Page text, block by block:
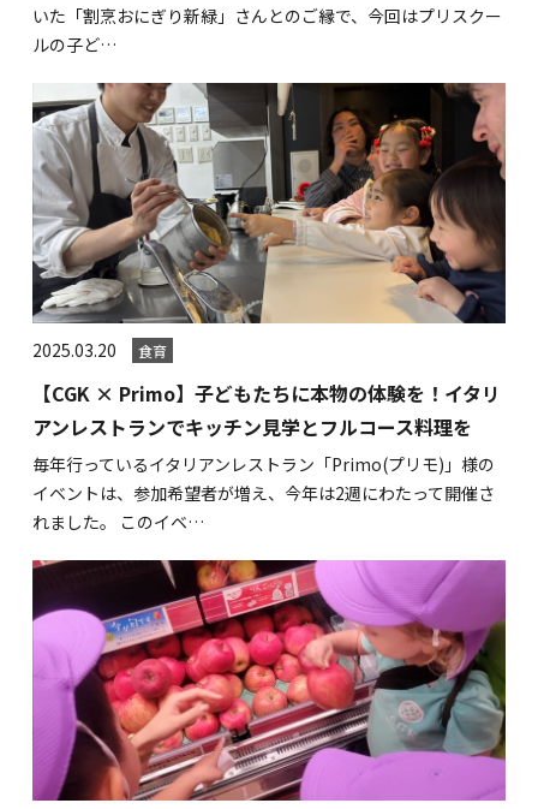
馬車道校
TEL(JP): 045-222-6467
TEL(EN): 045-228-9397
いた「割烹おにぎり新緑」さんとのご縁で、今回はプリスクー
ルの子ど…
2025.03.20 食育
【CGK × Primo】子どもたちに本物の体験を！イタリ
アンレストランでキッチン見学とフルコース料理を
毎年行っているイタリアンレストラン「Primo(プリモ)」様の
イベントは、参加希望者が増え、今年は2週にわたって開催さ
れました。 このイベ…